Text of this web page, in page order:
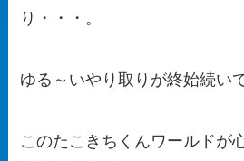
り・・・。
ゆる～いやり取りが終始続い
このたこきちくんワールドが